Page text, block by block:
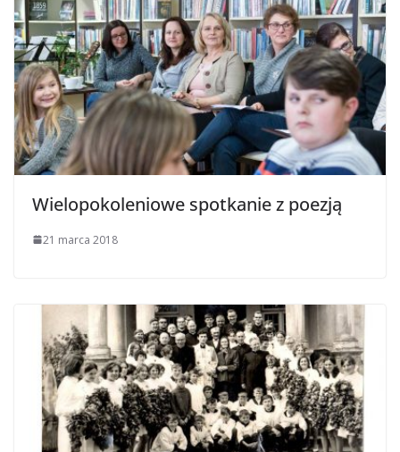
Wielopokoleniowe spotkanie z poezją
21 marca 2018